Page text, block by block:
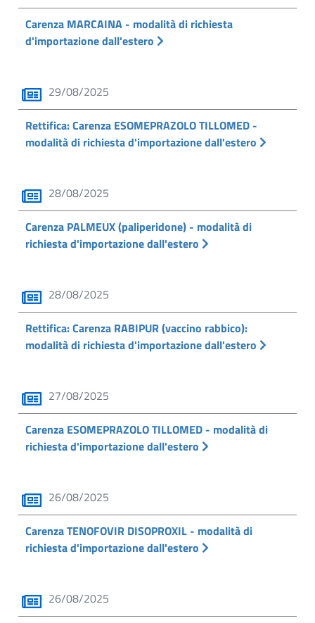
Carenza MARCAINA - modalità di richiesta
d'importazione dall'estero
29/08/2025
Rettifica: Carenza ESOMEPRAZOLO TILLOMED -
modalità di richiesta d'importazione dall'estero
28/08/2025
Carenza PALMEUX (paliperidone) - modalità di
richiesta d'importazione dall'estero
28/08/2025
Rettifica: Carenza RABIPUR (vaccino rabbico):
modalità di richiesta d'importazione dall'estero
27/08/2025
Carenza ESOMEPRAZOLO TILLOMED - modalità di
richiesta d'importazione dall'estero
26/08/2025
Carenza TENOFOVIR DISOPROXIL - modalità di
richiesta d'importazione dall'estero
26/08/2025